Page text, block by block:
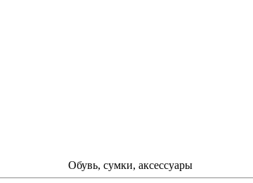
Обувь, сумки, аксессуары